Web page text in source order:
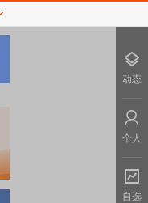
动态
个人
自选